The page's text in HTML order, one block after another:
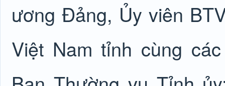
ương Đảng, Ủy viên
Việt Nam tỉnh cùng